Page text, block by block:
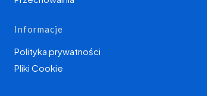
Informacje
Polityka prywatności
Pliki Cookie